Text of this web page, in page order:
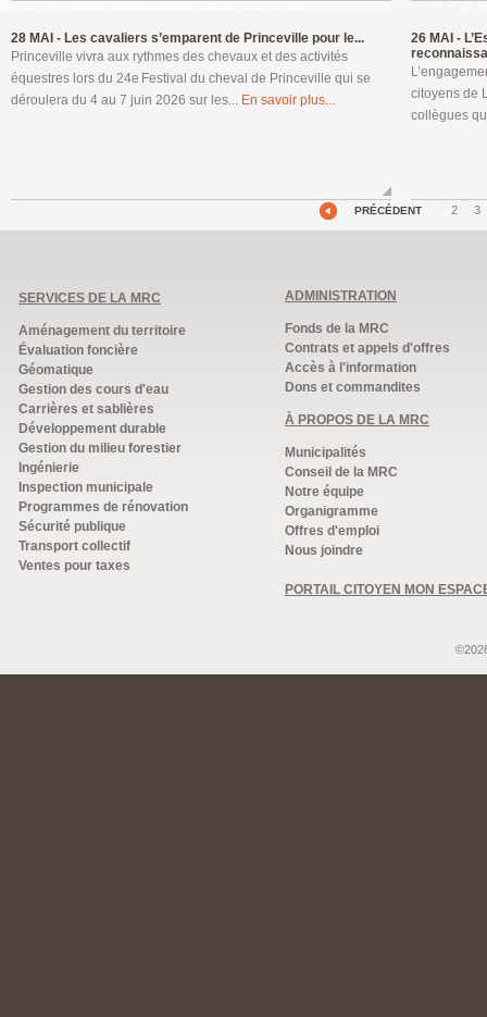
28 MAI - Les cavaliers s’emparent de Princeville pour le...
Princeville vivra aux rythmes des chevaux et des activités
équestres lors du 24e Festival du cheval de Princeville qui se
déroulera du 4 au 7 juin 2026 sur les... En savoir plus...
26 MAI -
citoyens de
collègues
PRÉCÉDENT 2 3
SERVICES DE LA MRC
Aménagement du territoire
Évaluation foncière
Géomatique
Gestion des cours d'eau
Carrières et sablières
Développement durable
Gestion du milieu forestier
Ingénierie
Inspection municipale
Programmes de rénovation
Sécurité publique
Transport collectif
Ventes pour taxes
ADMINISTRATION
Fonds de la MRC
Contrats et appels d'offres
Accès à l'information
Dons et commandites
À PROPOS DE LA MRC
Municipalités
Conseil de la MRC
Notre équipe
Organigramme
Offres d'emploi
Nous joindre
PORTAIL CITOYEN MON